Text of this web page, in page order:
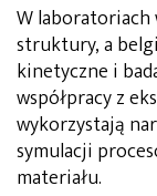
W laboratoriach
struktury, a
kinetyczne i
współpracy z
wykorzystają
symulacji
materiału.